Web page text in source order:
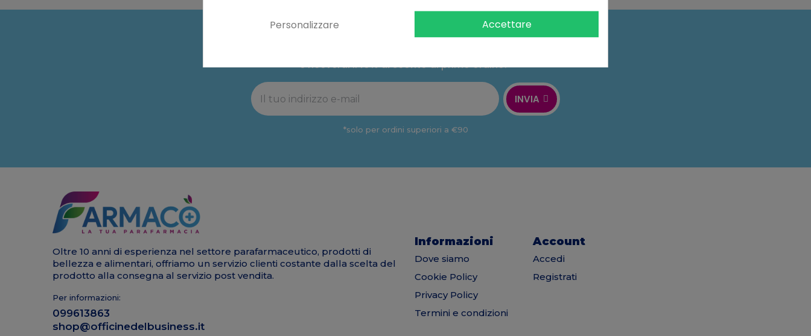
e riceverai il10% di scontoal primo ordine!*
INVIA
*solo per ordini superiori a €90
Oltre 10 anni di esperienza nel settore parafarmaceutico, prodotti di
bellezza e alimentari, offriamo un servizio clienti costante dalla scelta del
prodotto alla consegna al servizio post vendita.
Per informazioni:
099613863
shop@officinedelbusiness.it
Informazioni
Dove siamo
Cookie Policy
Privacy Policy
Termini e condizioni
Account
Accedi
Registrati
Accettare
Personalizzare